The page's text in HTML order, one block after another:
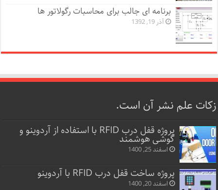
برنامه ای جالب برای محاسبات رگولاتور ها
آذر 19, 1392
زکات علم نشر آن است.
پروژه قفل‌ درب RFID با استفاده از آردوینو و
گوشی هوشمند
اسفند 25, 1400
پروژه ساخت قفل‌ درب RFID با آردوینو
اسفند 20, 1400